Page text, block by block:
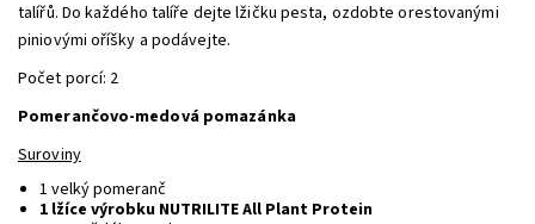
talířů. Do každého talíře dejte lžičku pesta, ozdobte orestovanými
piniovými oříšky a podávejte.
Počet porcí: 2
Pomerančovo-medová pomazánka
Suroviny
1 velký pomeranč
1 lžíce výrobku NUTRILITE All Plant Protein